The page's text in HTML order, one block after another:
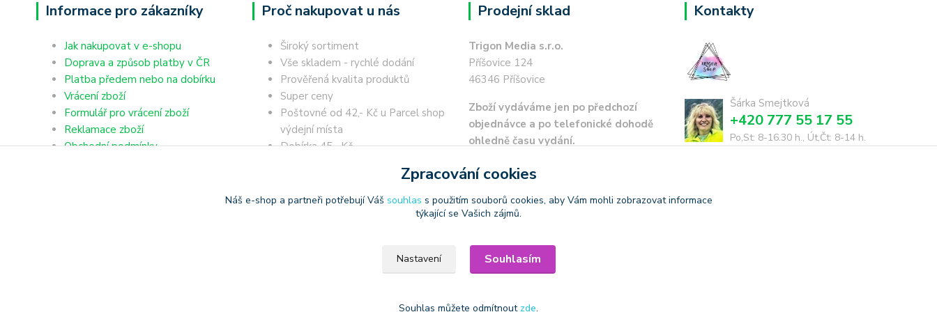
Informace pro zákazníky
Jak nakupovat v e-shopu
Doprava a způsob platby v ČR
Platba předem nebo na dobírku
Vrácení zboží
Formulář pro vrácení zboží
Reklamace zboží
Obchodní podmínky
Proč nakupovat u nás
Široký sortiment
Vše skladem - rychlé dodání
Prověřená kvalita produktů
Super ceny
Poštovné od 42,- Kč u Parcel shop
výdejní místa
Dobírka 45,- Kč
Prodejní sklad
Trigon Media s.r.o.
Příšovice 124
46346 Příšovice
Zboží vydáváme jen po předchozí
objednávce a po telefonické dohodě
ohledně času vydání.
Kontakty
Šárka Smejtková
+420 777 55 17 55
Po,St: 8-16.30 h., Út,Čt: 8-14 h.
Zpracování cookies
Náš e-shop a partneři potřebují Váš souhlas s použitím souborů cookies, aby Vám mohli zobrazovat informace
týkající se Vašich zájmů.
Nastavení Souhlasím
Souhlas můžete odmítnout zde.